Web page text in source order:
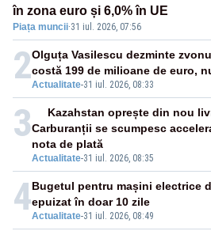
în zona euro și 6,0% în UE
Piața muncii·31 iul. 2026, 07:56
2Actualitate-31 iul. 2026, 08:33
Olguța Vasilescu dezminte
costă 199 de milioane de euro,
3
Actualitate-31 iul. 2026, 08:35
Kazahstan oprește din nou
Carburanții se scumpesc
nota de plată
4Actualitate-31 iul. 2026, 08:49
Bugetul pentru mașini electrice
epuizat în doar 10 zile